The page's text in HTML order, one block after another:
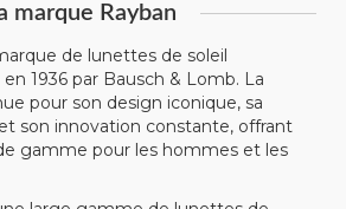
marque Rayban
de lunettes de soleil
1936 par Bausch & Lomb. La
pour son design iconique, sa
son innovation constante, offrant
gamme pour les hommes et les